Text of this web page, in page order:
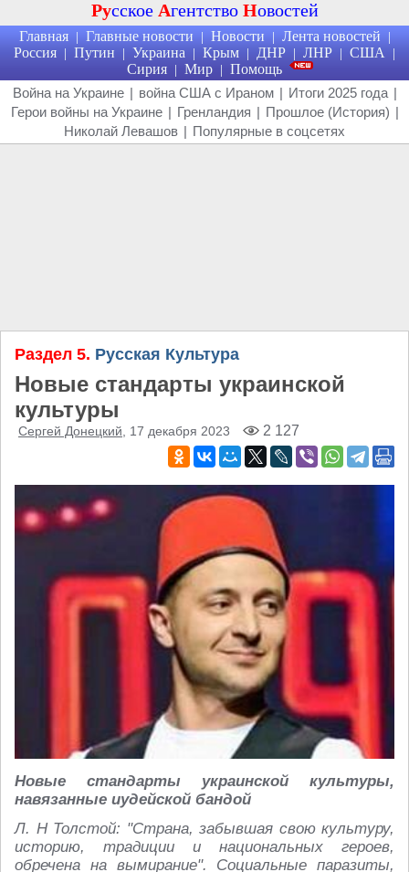
Русское Агентство Новостей
Главная | Главные новости | Новости | Лента новостей |
Россия | Путин | Украина | Крым | ДНР | ЛНР | США |
Сирия | Мир | Помощь
Война на Украине | война США с Ираном | Итоги 2025 года |
Герои войны на Украине | Гренландия | Прошлое (История) |
Николай Левашов | Популярные в соцсетях
Раздел 5. Русская Культура
Новые стандарты украинской
культуры
Сергей Донецкий , 17 декабря 2023 2 127
Новые стандарты украинской культуры,
навязанные иудейской бандой
Л. Н Толстой: "Страна, забывшая свою культуру,
историю, традиции и национальных героев,
обречена на вымирание". Социальные паразиты,